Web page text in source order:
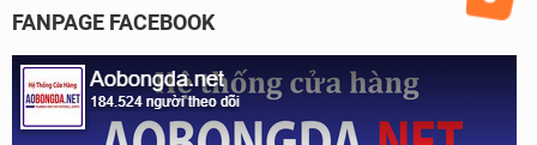
FANPAGE FACEBOOK